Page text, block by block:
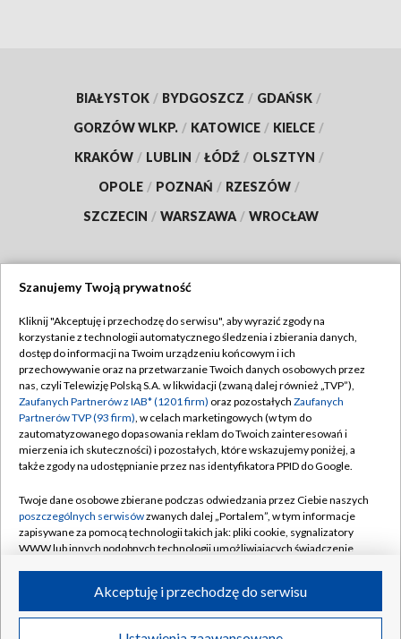
BIAŁYSTOK / BYDGOSZCZ / GDAŃSK /
GORZÓW WLKP. / KATOWICE / KIELCE /
KRAKÓW / LUBLIN / ŁÓDŹ / OLSZTYN /
OPOLE / POZNAŃ / RZESZÓW /
SZCZECIN / WARSZAWA / WROCŁAW
TVP
Abonament TVP
Emisja w TVP
Centrum informacji TVP
Naziemna Telewizja Cyfrowa
Rada Programowa
System NOS
Informacje o nadawcy
Program dla prasy
Regulamin TVP
Polityka prywatności
Moje zgody
Pomoc
Kontakt
Kanały
©2026 Telewizja Polska S.A. w likwidacji
Szanujemy Twoją prywatność
Kliknij "Akceptuję i przechodzę do serwisu", aby wyrazić zgody na
korzystanie z technologii automatycznego śledzenia i zbierania danych,
dostęp do informacji na Twoim urządzeniu końcowym i ich
przechowywanie oraz na przetwarzanie Twoich danych osobowych przez
nas, czyli Telewizję Polską S.A. w likwidacji (zwaną dalej również „TVP”),
Zaufanych Partnerów z IAB* (1201 firm) oraz pozostałych Zaufanych
Partnerów TVP (93 firm), w celach marketingowych (w tym do
zautomatyzowanego dopasowania reklam do Twoich zainteresowań i
mierzenia ich skuteczności) i pozostałych, które wskazujemy poniżej, a
także zgody na udostępnianie przez nas identyfikatora PPID do Google.
Twoje dane osobowe zbierane podczas odwiedzania przez Ciebie naszych
poszczególnych serwisówzwanych dalej „Portalem”, w tym informacje
zapisywane za pomocą technologii takich jak: pliki cookie, sygnalizatory
WWW lub innych podobnych technologii umożliwiających świadczenie
ruchu w Internecie.
Twoje dane osobowe zbierane podczas odwiedzania przez Ciebie
Akceptuję i przechodzę do serwisu